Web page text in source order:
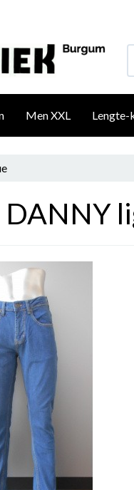
Men XXL
DANNY